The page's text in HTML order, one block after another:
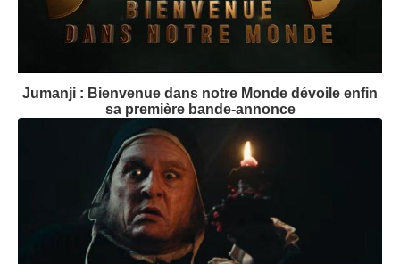
Jumanji : Bienvenue dans notre Monde dévoile enfin
sa première bande-annonce